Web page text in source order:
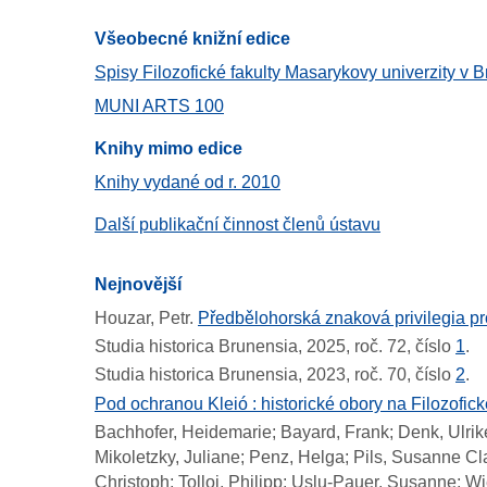
Všeobecné knižní edice
Spisy Filozofické fakulty Masarykovy univerzity v
MUNI ARTS 100
Knihy mimo edice
Knihy vydané od r. 2010
Další publikační činnost členů ústavu
Nejnovější
Houzar, Petr. Předbělohorská znaková privilegia
Studia historica Brunensia, 2025, roč. 72, číslo 1.
Studia historica Brunensia, 2023, roč. 70, číslo 2.
Pod ochranou Kleió : historické obory na
Bachhofer, Heidemarie; Bayard, Frank; Denk,
Mikoletzky, Juliane; Penz, Helga; Pils, Susanne
Christoph; Tolloi, Philipp; Uslu-Pauer, Susanne;